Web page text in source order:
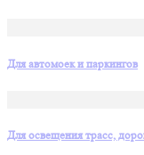
Для автомоек и паркингов
Для освещения трасс,